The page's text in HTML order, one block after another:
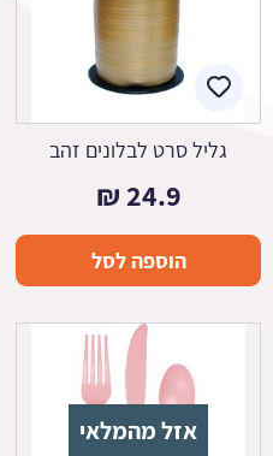
גליל סרט לבלונים זהב
24.9
₪
הוספה לסל
אזל מהמלאי